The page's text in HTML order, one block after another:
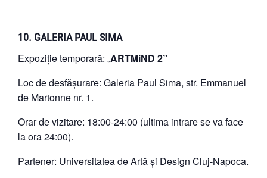
10. GALERIA PAUL SIMA
Expoziție temporară: „ARTMiND 2”
Loc de desfășurare: Galeria Paul Sima, str. Emmanuel
de Martonne nr. 1.
Orar de vizitare: 18:00-24:00 (ultima intrare se va face
la ora 24:00).
Partener: Universitatea de Artă și Design Cluj-Napoca.